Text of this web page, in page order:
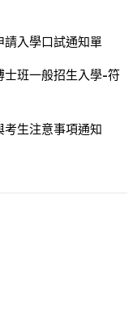
請入學口試通知單
士班一般招生入學-符
考生注意事項通知